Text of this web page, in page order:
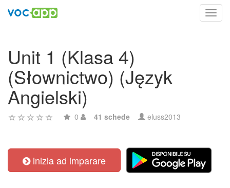
Unit 1 (Klasa 4)
(Słownictwo) (Język
Angielski)
0 41 schede eluss2013
inizia ad imparare